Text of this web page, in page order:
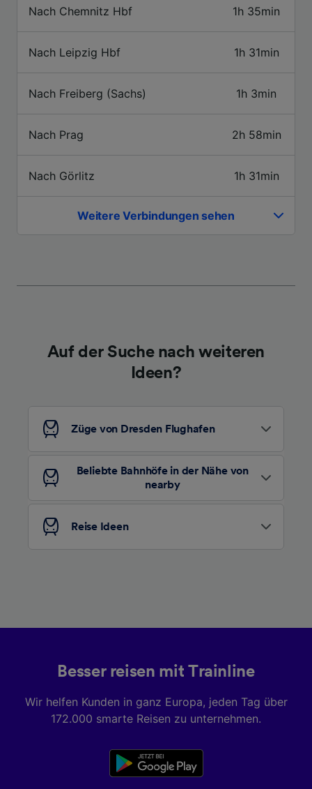
Nach Chemnitz Hbf 1h 35min
Nach Leipzig Hbf 1h 31min
Nach Freiberg (Sachs) 1h 3min
Nach Prag 2h 58min
Nach Görlitz 1h 31min
Weitere Verbindungen sehen
Auf der Suche nach weiteren
Ideen?
Züge von Dresden Flughafen
Beliebte Bahnhöfe in der Nähe von
nearby
Reise Ideen
Besser reisen mit Trainline
Wir helfen Kunden in ganz Europa, jeden Tag über
172.000 smarte Reisen zu unternehmen.
Personalisierte Werbung und Inhalte, Messung
von Werbeleistung und der Performance von
Entwicklung und Verbesserung von
Angeboten.
Liste der Partner (Lieferanten)